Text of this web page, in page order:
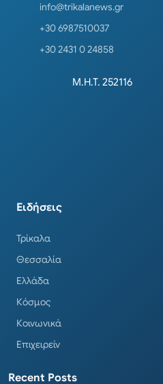
info@trikalanews.gr
+30 6987510037
+30 2431 0 24858
Μ.Η.Τ. 252116
Ειδήσεις
Τρίκαλα
Θεσσαλία
Ελλάδα
Κόσμος
Κοινωνικά
Επιχειρείν
Recent Posts